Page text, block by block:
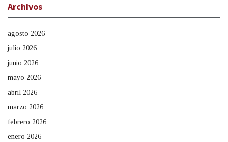
Archivos
agosto 2026
julio 2026
junio 2026
mayo 2026
abril 2026
marzo 2026
febrero 2026
enero 2026